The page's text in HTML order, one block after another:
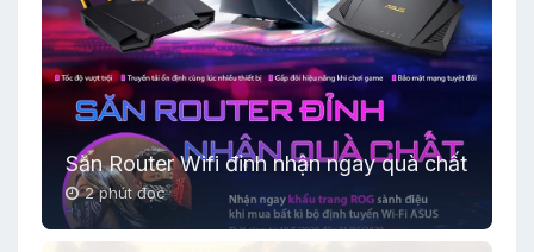
Săn Router Wifi đỉnh nhận ngay quà chất
2 phút đọc